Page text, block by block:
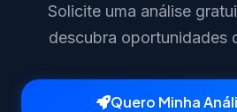
Solicite uma análise
descubra oportunidades
Quero Minha